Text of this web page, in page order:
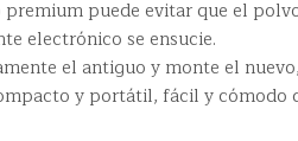
puede evitar que el
electrónico se ensucie.
el antiguo y monte el
y portátil, fácil y cómodo